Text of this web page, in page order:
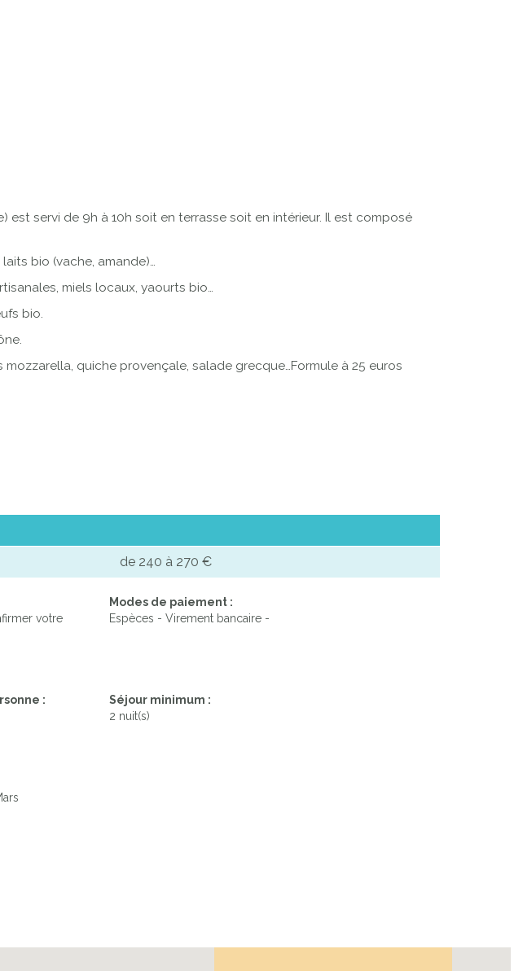
servi de 9h à 10h soit en terrasse soit en intérieur. Il est composé
bio (vache, amande)…
miels locaux, yaourts bio…
bio.
quiche provençale, salade grecque…Formule à 25 euros
de 240 à 270 €
votre
Modes de paiement :
Espèces - Virement bancaire -
:
Séjour minimum :
2 nuit(s)